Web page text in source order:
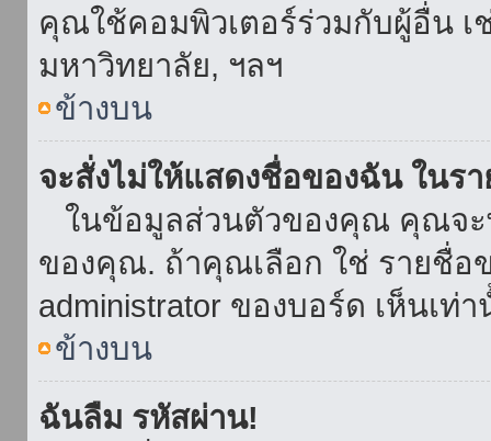
คุณใช้คอมพิวเตอร์ร่วมกับผู้อื่น เ
มหาวิทยาลัย, ฯลฯ
ข้างบน
จะสั่งไม่ให้แสดงชื่อของฉัน ในร
ในข้อมูลส่วนตัวของคุณ คุณจะ
ของคุณ. ถ้าคุณเลือก ใช่ รายชื่
administrator ของบอร์ด เห็นเ
ข้างบน
ฉันลืม รหัสผ่าน!